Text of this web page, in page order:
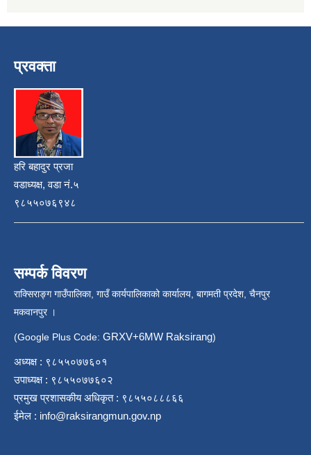
प्रवक्ता
हरि बहादुर प्रजा
वडाध्यक्ष, वडा नं.५
९८५५०७६९४८
सम्पर्क विवरण
राक्सिराङ्ग गाउँपालिका, गाउँ कार्यपालिकाको कार्यालय, बागमती प्रदेश, चैनपुर
मकवानपुर ।
(Google Plus Code: GRXV+6MW Raksirang)
अध्यक्ष : ९८५५०७७६०१
उपाध्यक्ष : ९८५५०७७६०२
प्रमुख प्रशासकीय अधिकृत : ९८५५०८८८६६
ईमेल : info@raksirangmun.gov.np